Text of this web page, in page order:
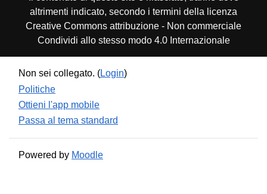
altrimenti indicato, secondo i termini della licenza
Creative Commons attribuzione - Non commerciale
Condividi allo stesso modo 4.0 Internazionale
Non sei collegato. (Login)
Politiche
Ottieni l'app mobile
Passa al tema standard
Powered by Moodle